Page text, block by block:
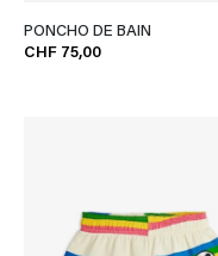
PONCHO DE BAIN
CHF 75,00